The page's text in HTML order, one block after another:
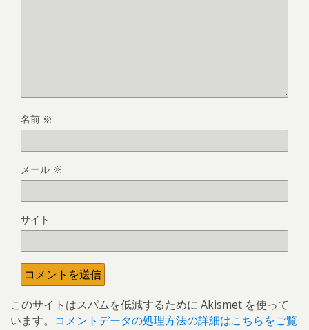
名前 ※
メール ※
サイト
このサイトはスパムを低減するために Akismet を使って
います。 コメントデータの処理方法の詳細はこちらをご覧